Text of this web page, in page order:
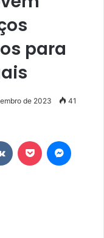
para
de 2023 41
Pocket